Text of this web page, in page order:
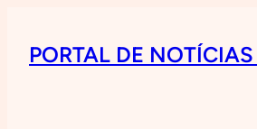
PORTAL DE